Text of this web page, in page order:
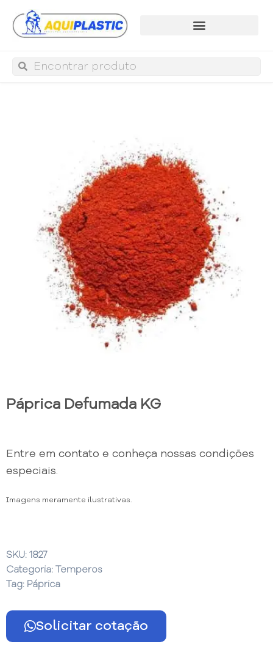
Páprica Defumada KG
Entre em contato e conheça nossas condições
especiais.
Imagens meramente ilustrativas.
SKU: 1827
Categoria:
Temperos
Tag: Páprica
Solicitar cotação